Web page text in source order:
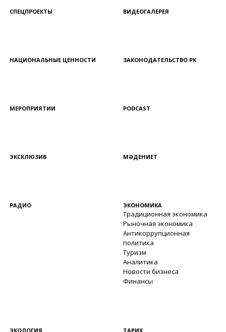
СПЕЦПРОЕКТЫ ВИДЕОГАЛЕРЕЯ
НАЦИОНАЛЬНЫЕ ЦЕННОСТИ ЗАКОНОДАТЕЛЬСТВО РК
МЕРОПРИЯТИИ PODCAST
ЭКСКЛЮЗИВ МӘДЕНИЕТ
РАДИО ЭКОНОМИКА
Традиционная экономика
Рыночная экономика
Антикоррупционная
политика
Туризм
Аналитика
Новости бизнеса
Финансы
ЭКОЛОГИЯ ТАРИХ